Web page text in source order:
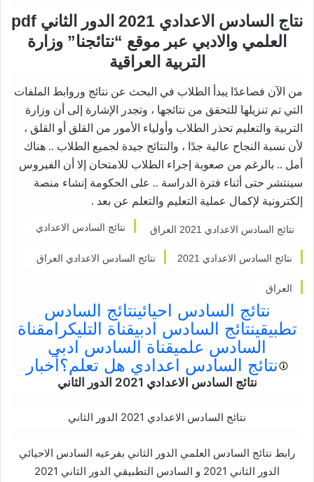
نتاج السادس الاعدادي 2021 الدور الثاني pdf
العلمي والادبي عبر موقع “نتائجنا” وزارة
التربية العراقية
من الآن فصاعدًا يبدأ الطلاب في البحث عن نتائج وروابط الملفات
التي تم تنزيلها للتحقق من نتائجها ، وتجدر الإشارة إلى أن وزارة
التربية والتعليم تحذر الطلاب وأولياء الأمور من القلق أو القلق ،
لأن نسبة النجاح عالية جدًا ، والنتائج جيدة لجميع الطلاب .. هناك
أمل .. بالرغم من صعوبة إجراء الطلاب للامتحان إلا أن الفيروس
سينتشر حتى أثناء فترة الدراسة .. على الحكومة إنشاء منصة
إلكترونية لإكمال عملية التعليم والتعلم عن بعد .
نتائج السادس الاعدادي 2021 العراق نتائج السادس الاعدادي
نتائج السادس الاعدادي 2021 نتائج السادس الاعدادي العراق
العراق
نتائج السادس احيائينتائج السادس
تطبيقينتائج السادس ادبيقناة التليكرامقناة
السادس علميقناة السادس ادبي
نتائج السادس اعدادي هل تعلم؟أخبار
نتائج السادس الاعدادي 2021 الدور الثاني
نتائج السادس الاعدادي 2021 الدور الثاني
رابط نتائج السادس العلمي الدور الثاني بفرعيه السادس الاحيائي
الدور الثاني 2021 و السادس التطبيقي الدور الثاني 2021